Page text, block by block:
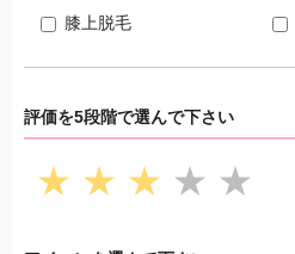
膝上脱毛
評価を5段階で選んで下さい
★ ★ ★ ★ ★